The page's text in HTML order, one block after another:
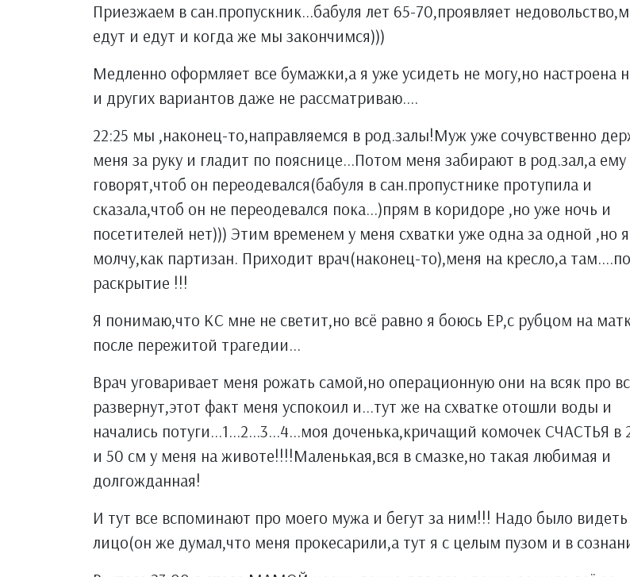
Приезжаем в сан.пропускник...бабуля лет 65-70,проявляет
едут и едут и когда же мы закончимся)))
Медленно оформляет все бумажки,а я уже усидеть не могу,но настроена
и других вариантов даже не рассматриваю....
22:25 мы ,наконец-то,направляемся в род.залы!Муж уже сочувственно
меня за руку и гладит по пояснице...Потом меня забирают в род.зал,а ему
говорят,чтоб он переодевался(бабуля в сан.пропустнике протупила и
сказала,чтоб он не переодевался пока...)прям в коридоре ,но уже ночь и
посетителей нет))) Этим временем у меня схватки уже одна за одной ,но я
молчу,как партизан. Приходит врач(наконец-то),меня на кресло,а
раскрытие !!!
Я понимаю,что КС мне не светит,но всё равно я боюсь ЕР,с рубцом на
после пережитой трагедии...
Врач уговаривает меня рожать самой,но операционную они на всяк про
развернут,этот факт меня успокоил и...тут же на схватке отошли воды и
начались потуги...1...2...3...4...моя доченька,кричащий комочек СЧАСТЬЯ в
и 50 см у меня на животе!!!!Маленькая,вся в смазке,но такая любимая и
долгожданная!
И тут все вспоминают про моего мужа и бегут за ним!!! Надо было видеть
лицо(он же думал,что меня прокесарили,а тут я с целым пузом и в